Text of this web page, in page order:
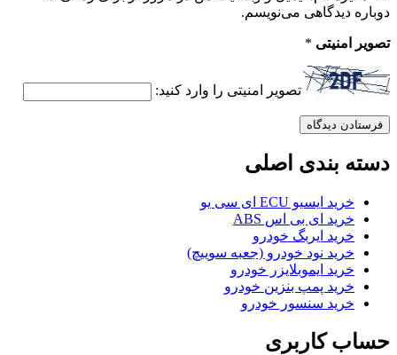
دوباره دیدگاهی می‌نویسم.
تصویر امنیتی *
تصویر امنیتی را وارد کنید:
دسته بندی اصلی
خرید ایسیو ECU ای سی یو
خرید ای بی اس ABS
خرید ایربگ خودرو
خرید نود خودرو (جعبه سوییچ)
خرید ایموبلایزر خودرو
خرید پمپ بنزین خودرو
خرید سنسور خودرو
حساب کاربری